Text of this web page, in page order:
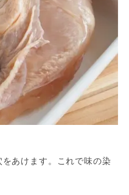
あけます。これで味の染